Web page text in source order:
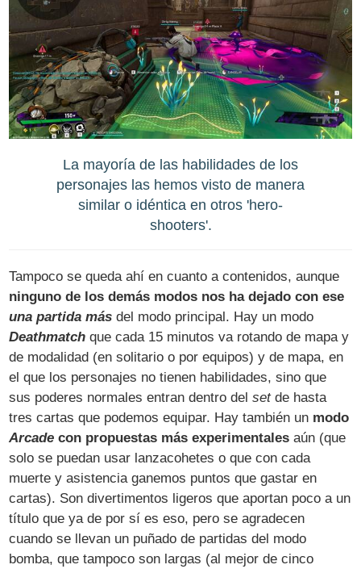
La mayoría de las habilidades de los
personajes las hemos visto de manera
similar o idéntica en otros 'hero-
shooters'.
Tampoco se queda ahí en cuanto a contenidos, aunque
ninguno de los demás modos nos ha dejado con ese
una partida más del modo principal. Hay un modo
Deathmatch que cada 15 minutos va rotando de mapa y
de modalidad (en solitario o por equipos) y de mapa, en
el que los personajes no tienen habilidades, sino que
sus poderes normales entran dentro delsetde hasta
tres cartas que podemos equipar. Hay también un modo
Arcade con propuestas más experimentales aún (que
solo se puedan usar lanzacohetes o que con cada
muerte y asistencia ganemos puntos que gastar en
cartas). Son divertimentos ligeros que aportan poco a un
título que ya de por sí es eso, pero se agradecen
cuando se llevan un puñado de partidas del modo
bomba, que tampoco son largas (al mejor de cinco